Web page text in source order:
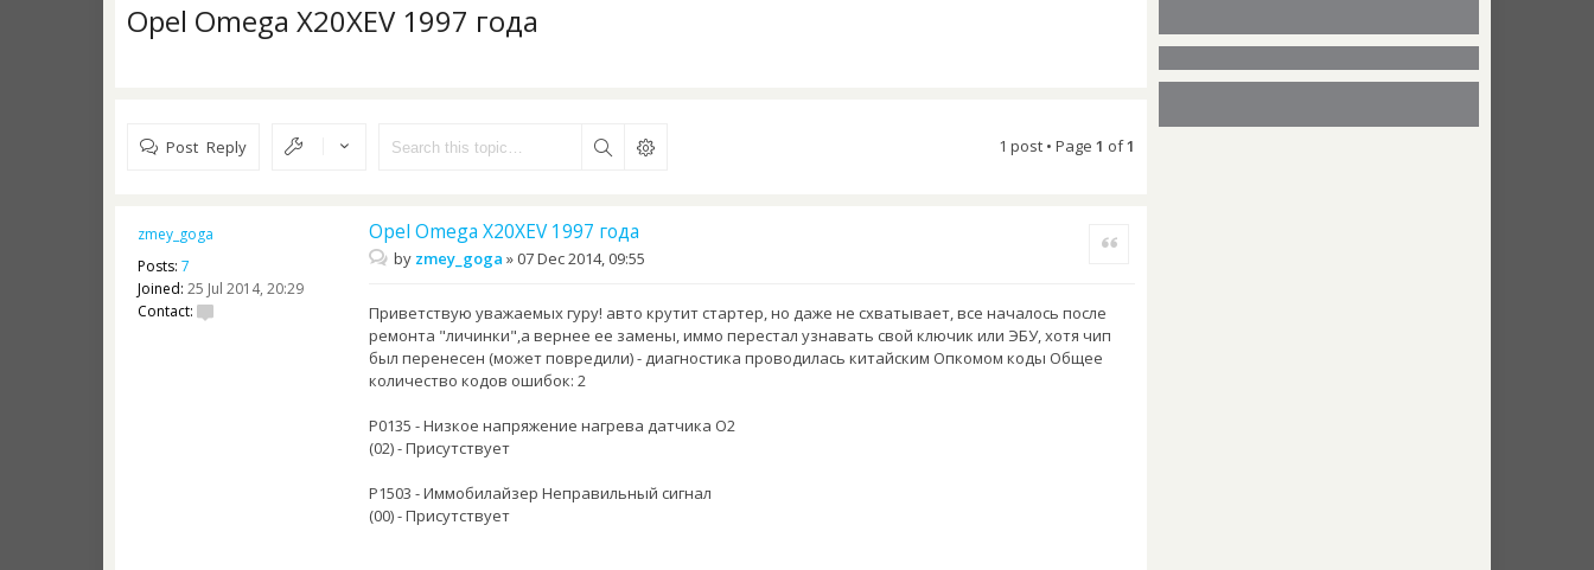
Opel Omega X20XEV 1997 года
Post Reply 1 post • Page 1 of1
zmey_goga
Posts: 7
Joined: 25 Jul 2014, 20:29
Contact:
Opel Omega X20XEV 1997 года Quote
by zmey_goga »07 Dec 2014, 09:55
Приветствую уважаемых гуру! авто крутит стартер, но даже не схватывает, все началось после
ремонта "личинки",а вернее ее замены, иммо перестал узнавать свой ключик или ЭБУ, хотя чип
был перенесен (может повредили) - диагностика проводилась китайским Опкомом коды Общее
количество кодов ошибок: 2
P0135 - Низкое напряжение нагрева датчика О2
(02) - Присутствует
P1503 - Иммобилайзер Неправильный сигнал
(00) - Присутствует